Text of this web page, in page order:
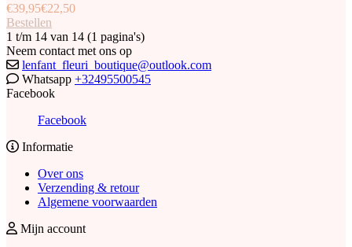
€39,95€22,50
Bestellen
1 t/m 14 van 14 (1 pagina's)
Neem contact met ons op
lenfant_fleuri_boutique@outlook.com
Whatsapp +32495500545
Facebook
Facebook
Informatie
Over ons
Verzending & retour
Algemene voorwaarden
Mijn account